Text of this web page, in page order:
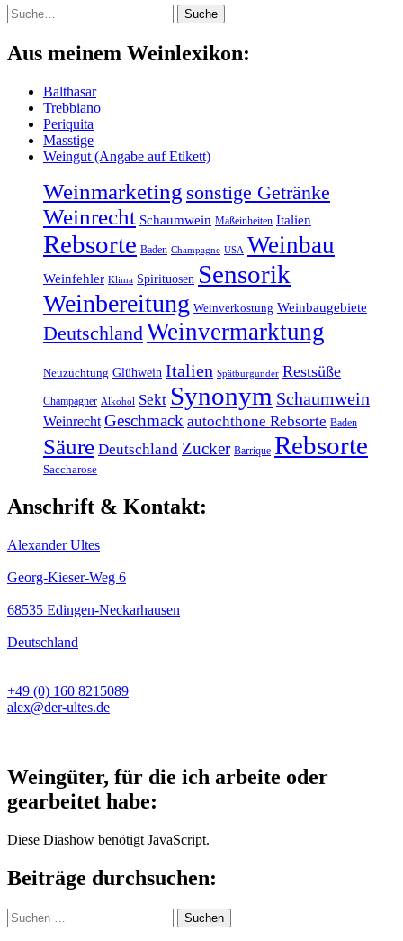
Suche Suche
Aus meinem Weinlexikon:
Balthasar
Trebbiano
Periquita
Masstige
Weingut (Angabe auf Etikett)
Weinmarketing sonstige Getränke
Weinrecht Schaumwein Maßeinheiten Italien
Rebsorte Baden Champagne USA Weinbau
Weinfehler Klima Spirituosen Sensorik
Weinbereitung Weinverkostung Weinbaugebiete
Deutschland Weinvermarktung
Neuzüchtung Glühwein Italien Spätburgunder Restsüße
Champagner Alkohol Sekt Synonym Schaumwein
Weinrecht Geschmack autochthone Rebsorte Baden
Säure Deutschland Zucker Barrique Rebsorte
Saccharose
Anschrift & Kontakt:
Alexander Ultes
Georg-Kieser-Weg 6
68535 Edingen-Neckarhausen
Deutschland
+49 (0) 160 8215089
alex@der-ultes.de
Weingüter, für die ich arbeite oder
gearbeitet habe:
Diese Diashow benötigt JavaScript.
Beiträge durchsuchen:
Suchen
nach: